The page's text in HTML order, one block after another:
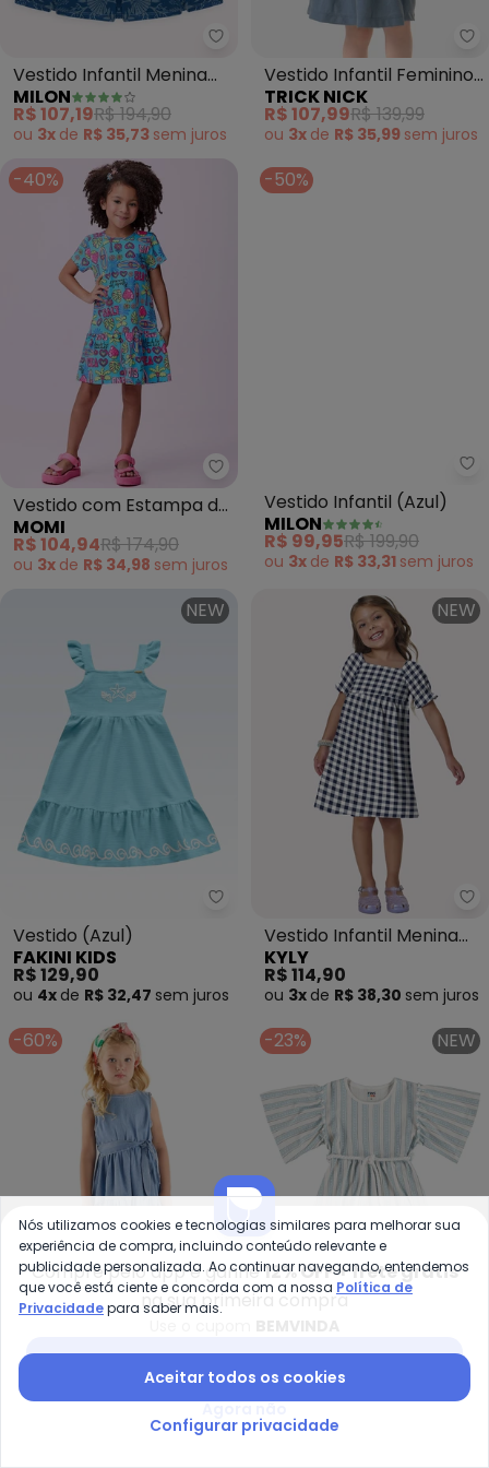
Milon - Vestido Infantil Menina
Vestido Infantil Menina
Laço (Azul)
MILON
R$ 107,19R$ 194,90
ou 3x de R$ 35,73 sem juros
Vestido Infantil Feminino
Polo Piquet (Azul)
TRICK NICK
R$ 107,99R$ 139,99
ou 3x de R$ 35,99 sem juros
-40%
Momi - Vestido com Estampa
Vestido com Estampa de
Pranchas (Azul)
MOMI
R$ 104,94R$ 174,90
ou 3x de R$ 34,98 sem juros
-50%
Vestido Infantil (Azul)
MILON
R$ 99,95R$ 199,90
ou 3x de R$ 33,31 sem juros
NEW
Fakini Kids - Vestido (Azul)
Vestido (Azul)
FAKINI KIDS
R$ 129,90
ou 4x de R$ 32,47 sem juros
NEW
Vestido Infantil Menina
Xadrez (Azul)
KYLY
R$ 114,90
ou 3x de R$ 38,30 sem juros
-60%
Vestido Regata Jeans
Elastano (Azul)
UP BABY
A partir deR$ 89,96R$ 224,90
R$ 29,98semjuros
-23% NEW
Vestido Infantil Cotton
ROVI KIDS
R$ 130,49R$ 169,99
ou4xdeR$ 32,62
Compre pelo app e ganhe12% OFF + frete grátis
na sua primeira compra
Nós utilizamos cookies e tecnologias similares para melhorar sua
experiência de compra, incluindo conteúdo relevante e
publicidade personalizada. Ao continuar navegando, entendemos
que você está ciente e concorda com a nossa Política de
Privacidadepara saber mais.
Aceitar todos os cookies
Configurar privacidade